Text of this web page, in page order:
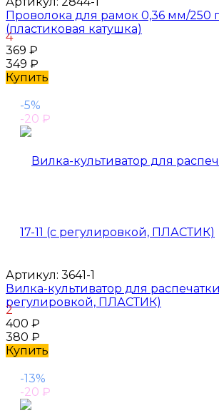
Проволока для рамок 0,36 мм/250
(пластиковая катушка)
4
369 ₽
349 ₽
Купить
-5%
-20 ₽
Артикул: 3641-1
Вилка-культиватор для распечатки
регулировкой, ПЛАСТИК)
2
400 ₽
380 ₽
Купить
-13%
-20 ₽